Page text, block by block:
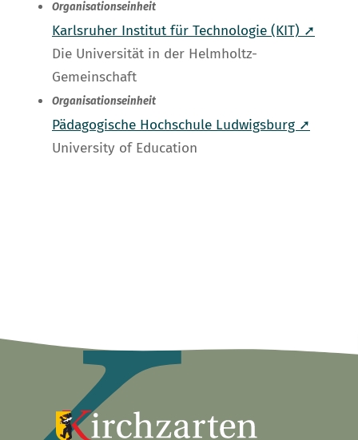
Organisationseinheit
Karlsruher Institut für Technologie (KIT) ➚
Die Universität in der Helmholtz-
Gemeinschaft
Organisationseinheit
Pädagogische Hochschule Ludwigsburg ➚
University of Education